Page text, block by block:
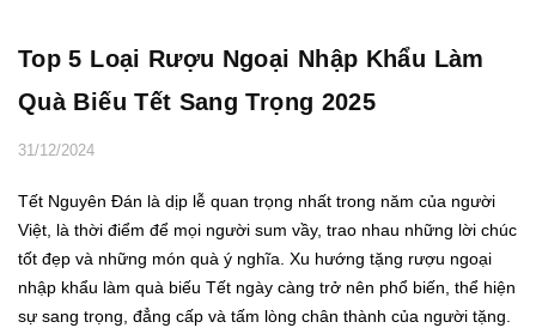
Top 5 Loại Rượu Ngoại Nhập Khẩu Làm
Quà Biếu Tết Sang Trọng 2025
31/12/2024
Tết Nguyên Đán là dịp lễ quan trọng nhất trong năm của người
Việt, là thời điểm để mọi người sum vầy, trao nhau những lời chúc
tốt đẹp và những món quà ý nghĩa. Xu hướng tặng rượu ngoại
nhập khẩu làm quà biếu Tết ngày càng trở nên phổ biến, thể hiện
sự sang trọng, đẳng cấp và tấm lòng chân thành của người tặng.